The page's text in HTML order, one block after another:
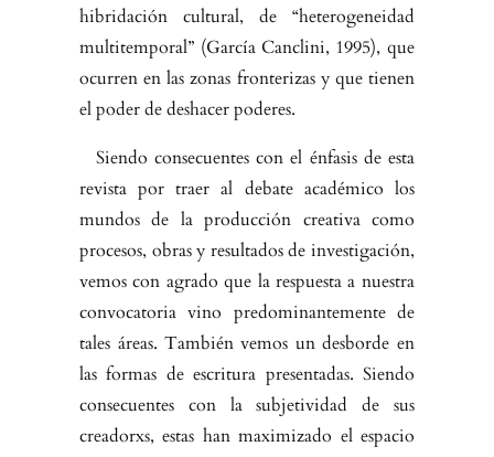
hibridación cultural, de “heterogeneidad
multitempo­ral” (García Canclini, 1995), que
ocurren en las zonas fronterizas y que tienen
el poder de deshacer poderes.
Siendo consecuentes con el énfasis de esta
revista por traer al debate aca­démico los
mundos de la producción creativa como
procesos, obras y re­sultados de investigación,
vemos con agrado que la respuesta a nuestra
convocatoria vino predominantemente de
tales áreas. También vemos un desborde en
las formas de escritura presentadas. Siendo
consecuentes con la subjetividad de sus
creadorxs, estas han maximizado el espacio